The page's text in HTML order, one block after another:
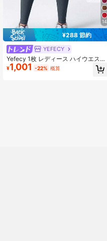
14
¥288 節約
YEFECY
Yefecy 1枚 レディース ハイウエスト
シームレスレギンス、スクランチ ヒ
ップアップ お腹引き締め ストレッチ
¥1,001 -22% 概算